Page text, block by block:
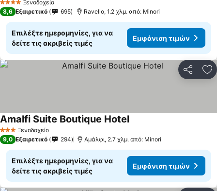
4 ΑστέριαΞενοδοχείο
8,6 Εξαιρετικό 695 Ravello, 1.2 χλμ. από: Minori
Επιλέξτε ημερομηνίες, για να
δείτε τις ακριβείς τιμές
Εμφάνιση τιμών
3 ΑστέριαΞενοδοχείο
Amalfi Suite Boutique Hotel
9,0 Εξαιρετικό 294 Αμάλφι, 2.7 χλμ. από: Minori
Επιλέξτε ημερομηνίες, για να
δείτε τις ακριβείς τιμές
Εμφάνιση τιμών